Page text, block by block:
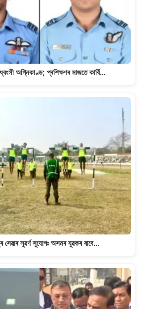
অগ্নিকাণ্ড; প্ৰশিক্ষণৰ মাজতে কাৰ্বি…
সেৱাৰ সুৱৰ্ণ সুযোগঃ অসমৰ যুৱকৰ বাবে…